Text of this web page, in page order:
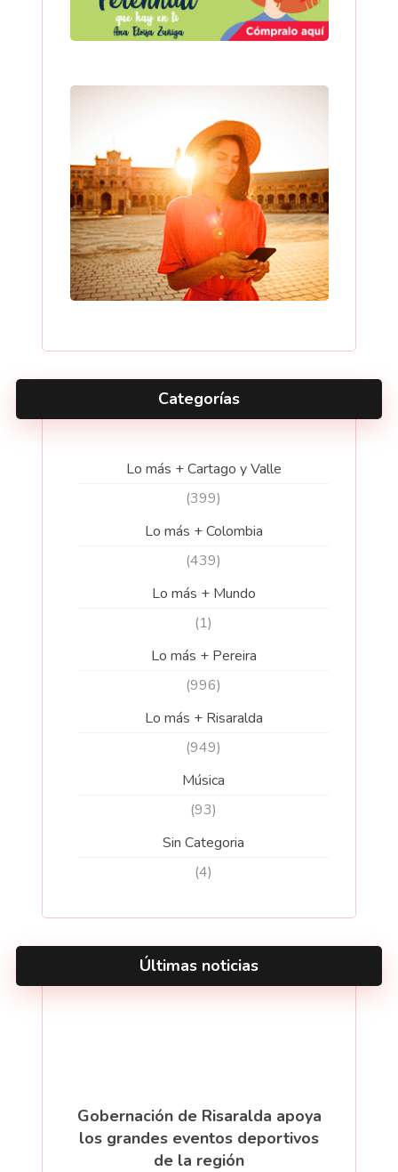
Categorías
Lo más + Cartago y Valle
(399)
Lo más + Colombia
(439)
Lo más + Mundo
(1)
Lo más + Pereira
(996)
Lo más + Risaralda
(949)
Música
(93)
Sin Categoria
(4)
Últimas noticias
Gobernación de Risaralda apoya
los grandes eventos deportivos
de la región